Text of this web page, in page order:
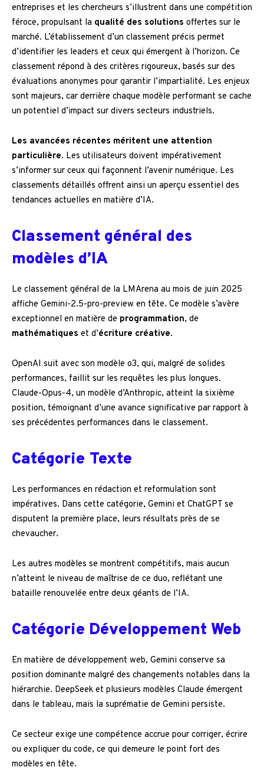
entreprises et les chercheurs s’illustrent dans une compétition
féroce, propulsant la qualité des solutions offertes sur le
marché. L’établissement d’un classement précis permet
d’identifier les leaders et ceux qui émergent à l’horizon. Ce
classement répond à des critères rigoureux, basés sur des
évaluations anonymes pour garantir l’impartialité. Les enjeux
sont majeurs, car derrière chaque modèle performant se cache
un potentiel d’impact sur divers secteurs industriels.
Les avancées récentes méritent une attention
particulière. Les utilisateurs doivent impérativement
s’informer sur ceux qui façonnent l’avenir numérique. Les
classements détaillés offrent ainsi un aperçu essentiel des
tendances actuelles en matière d’IA.
Classement général des
modèles d’IA
Le classement général de la LMArena au mois de juin 2025
affiche Gemini-2.5-pro-preview en tête. Ce modèle s’avère
exceptionnel en matière de programmation, de
mathématiques et d’écriture créative.
OpenAI suit avec son modèle o3, qui, malgré de solides
performances, faillit sur les requêtes les plus longues.
Claude-Opus-4, un modèle d’Anthropic, atteint la sixième
position, témoignant d’une avance significative par rapport à
ses précédentes performances dans le classement.
Catégorie Texte
Les performances en rédaction et reformulation sont
impératives. Dans cette catégorie, Gemini et ChatGPT se
disputent la première place, leurs résultats près de se
chevaucher.
Les autres modèles se montrent compétitifs, mais aucun
n’atteint le niveau de maîtrise de ce duo, reflétant une
bataille renouvelée entre deux géants de l’IA.
Catégorie Développement Web
En matière de développement web, Gemini conserve sa
position dominante malgré des changements notables dans la
hiérarchie. DeepSeek et plusieurs modèles Claude émergent
dans le tableau, mais la suprématie de Gemini persiste.
Ce secteur exige une compétence accrue pour corriger, écrire
ou expliquer du code, ce qui demeure le point fort des
modèles en tête.